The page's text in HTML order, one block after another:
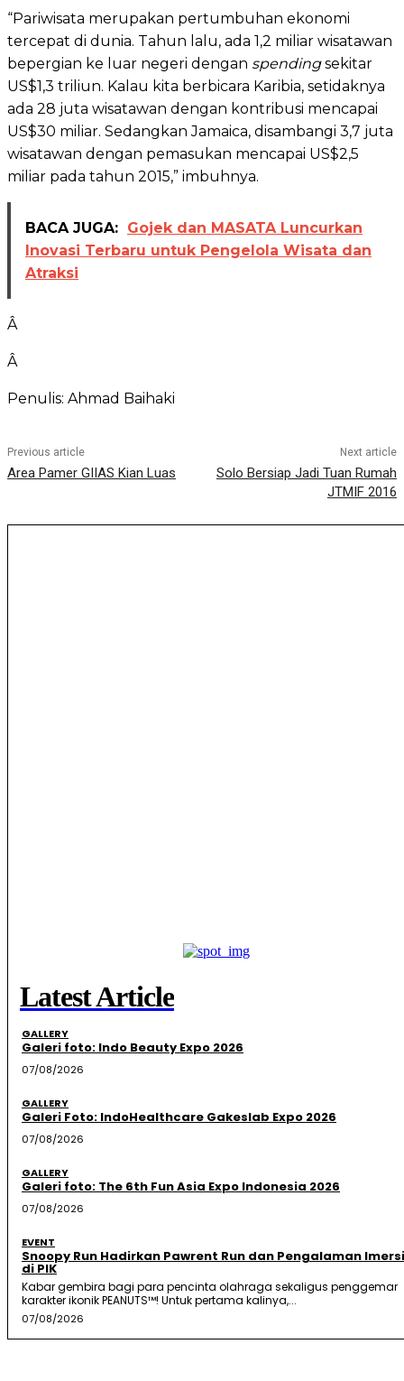
“Pariwisata merupakan pertumbuhan ekonomi
tercepat di dunia. Tahun lalu, ada 1,2 miliar wisatawan
bepergian ke luar negeri dengan spendingsekitar
US$1,3 triliun. Kalau kita berbicara Karibia, setidaknya
ada 28 juta wisatawan dengan kontribusi mencapai
US$30 miliar. Sedangkan Jamaica, disambangi 3,7 juta
wisatawan dengan pemasukan mencapai US$2,5
miliar pada tahun 2015,” imbuhnya.
BACA JUGA: Gojek dan MASATA Luncurkan
Inovasi Terbaru untuk Pengelola Wisata dan
Atraksi
Â
Â
Penulis: Ahmad Baihaki
Previous article
Area Pamer GIIAS Kian Luas
Next article
Solo Bersiap Jadi Tuan Rumah
JTMIF 2016
Latest Article
GALLERY
Galeri foto: Indo Beauty Expo 2026
07/08/2026
GALLERY
Galeri Foto: IndoHealthcare Gakeslab Expo 2026
07/08/2026
GALLERY
Galeri foto: The 6th Fun Asia Expo Indonesia 2026
07/08/2026
EVENT
Snoopy Run Hadirkan Pawrent Run dan Pengalaman
di PIK
Kabar gembira bagi para pencinta olahraga sekaligus penggemar
karakter ikonik PEANUTS™! Untuk pertama kalinya,...
07/08/2026